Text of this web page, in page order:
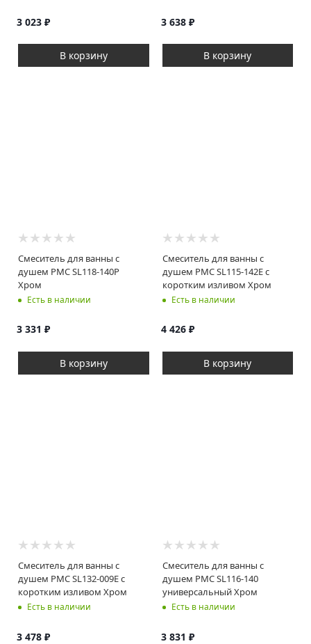
3 023 ₽
В корзину
3 638₽
В корзину
Смеситель для ванны с
душем РМС SL118-140P
Хром
Есть в наличии
3 331 ₽
В корзину
Смеситель для ванны с
душем РМС SL115-142E с
коротким изливом Хром
Есть в наличии
4 426₽
В корзину
Смеситель для ванны с
душем РМС SL132-009E с
коротким изливом Хром
Есть в наличии
3 478 ₽
Смеситель для ванны с
душем РМС SL116-140
универсальный Хром
Есть в наличии
3 831 ₽